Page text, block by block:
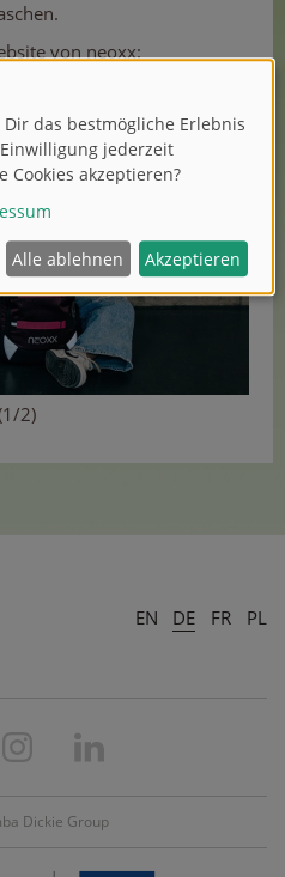
von neoxx:
engagement
2)
EN DE FR PL
Dickie Group